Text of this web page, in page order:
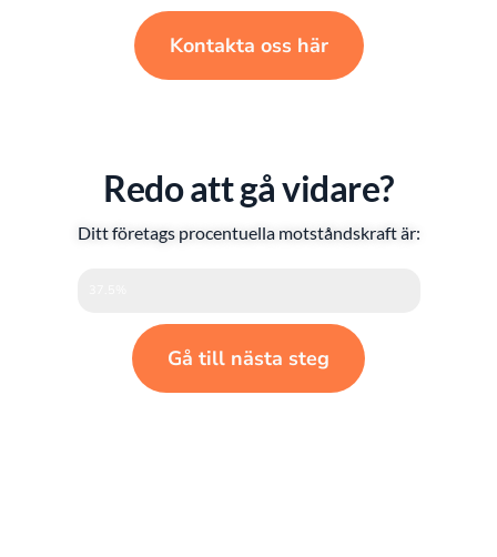
Kontakta oss här
Redo att gå vidare?
Ditt företags procentuella motståndskraft är:
Gå till nästa steg